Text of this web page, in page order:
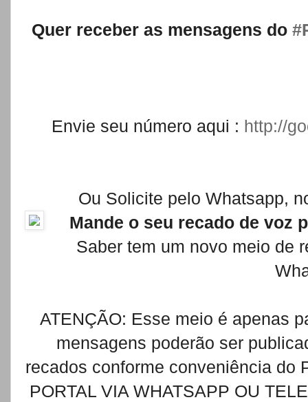
Quer receber as mensagens do‪
Envie seu número aqui : http://
Ou Solicite pelo Whatsapp,
Mande o seu recado de voz
Saber tem um novo meio de
ATENÇÃO: Esse meio é apenas
mensagens poderão ser
recados conforme conveniência do
PORTAL VIA WHATSAPP OU